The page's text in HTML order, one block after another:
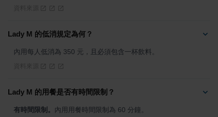
Lady M 的低消規定為何？
內用每人低消為 350 元，且必須包含一杯飲料。
Lady M 的用餐是否有時間限制？
有時間限制。 內用用餐時間限制為 60 分鐘。